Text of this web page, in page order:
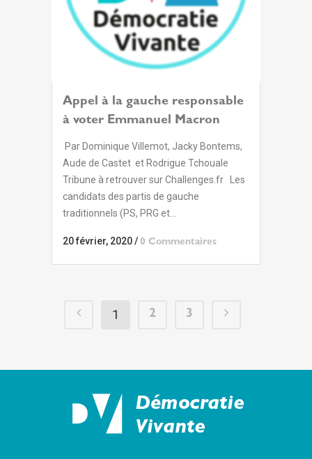
Appel à la gauche responsable
à voter Emmanuel Macron
Par Dominique Villemot, Jacky Bontems,
Aude de Castet et Rodrigue Tchouale
Tribune à retrouver sur Challenges.fr Les
candidats des partis de gauche
traditionnels (PS, PRG et...
20 février, 2020/ 0 Commentaires
1 2 3